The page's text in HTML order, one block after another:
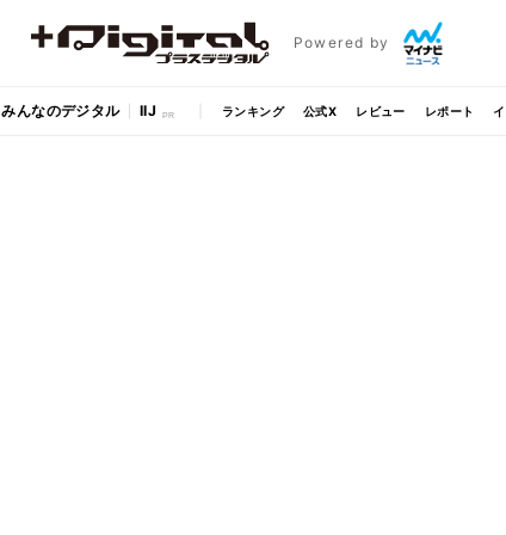
Powered by
みんなのデジタル IIJ ランキング 公式X レビュー レポート